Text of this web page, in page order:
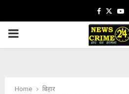
Facebook
PRIMARY
Home
बिहार